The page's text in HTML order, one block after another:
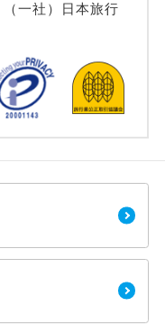
一社）日本旅行